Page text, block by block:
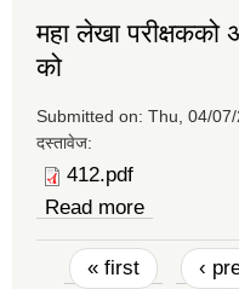
महा लेखा
को
Submitted on: Thu, 04/
दस्तावेज:
412.pdf
Read more
Pages
« first ‹